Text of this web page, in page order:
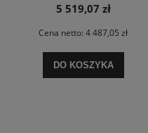
5 519,07 zł
Cena netto: 4 487,05 zł
DO KOSZYKA